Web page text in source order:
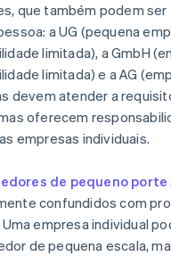
que também podem
a UG (pequena
limitada), a GmbH
limitada) e a AG
devem atender a
oferecem
empresas individuais.
de pequeno porte
confundidos com
empresa individual
de pequena escala,